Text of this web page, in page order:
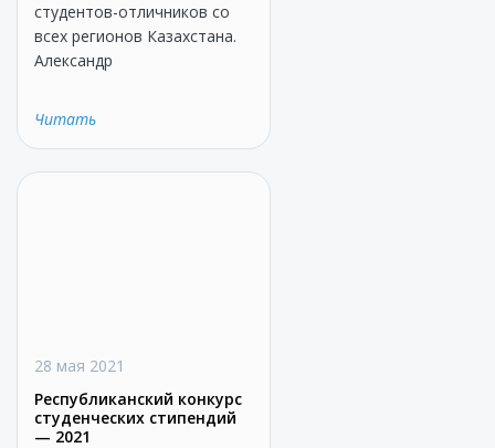
студентов-отличников со
всех регионов Казахстана.
Александр
Читать
28 мая 2021
Республиканский конкурс
студенческих стипендий
— 2021